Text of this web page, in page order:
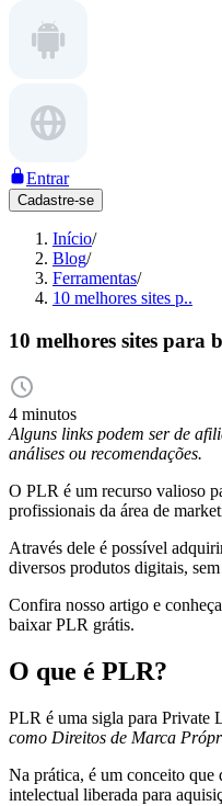
Entrar
Cadastre-se
Início/
Blog/
Ferramentas/
10 melhores sites p..
10 melhores sites para
4 minutos
Alguns links podem ser de
análises ou recomendações.
O PLR é um recurso valioso
profissionais da área de
Através dele é possível
diversos produtos digitais,
Confira nosso artigo e
baixar PLR grátis.
O que é PLR?
PLR é uma sigla para Private
como Direitos de Marca
Na prática, é um conceito que
intelectual liberada para